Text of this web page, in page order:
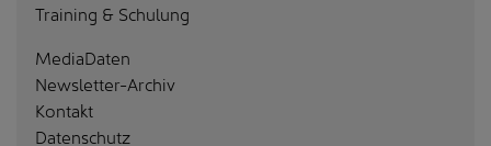
Training & Schulung
MediaDaten
Newsletter-Archiv
Kontakt
Datenschutz